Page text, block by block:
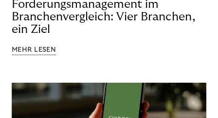
Forderungsmanagement im
Branchenvergleich: Vier Branchen,
ein Ziel
MEHR LESEN